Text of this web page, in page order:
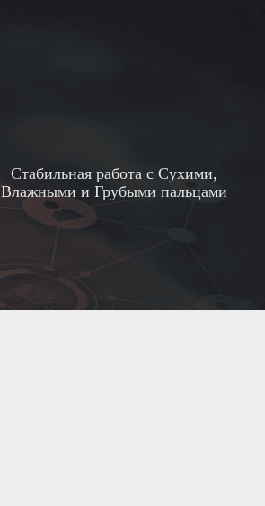
Стабильная работа с Сухими,
Влажными и Грубыми пальцами